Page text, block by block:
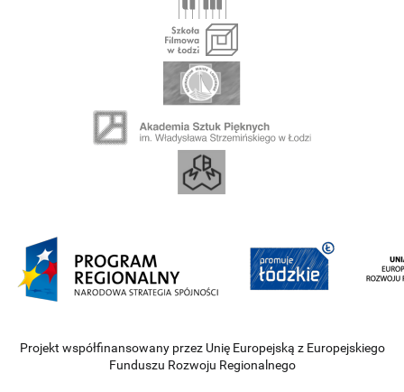
Projekt współfinansowany przez Unię Europejską z Europejskiego
Funduszu Rozwoju Regionalnego